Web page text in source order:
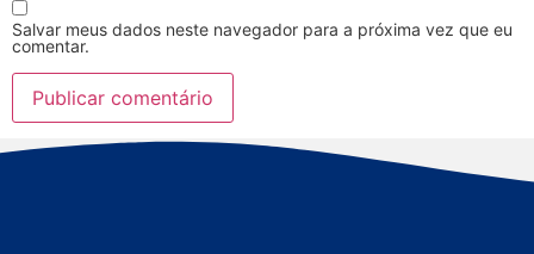
Salvar meus dados neste navegador para a próxima vez que eu
comentar.